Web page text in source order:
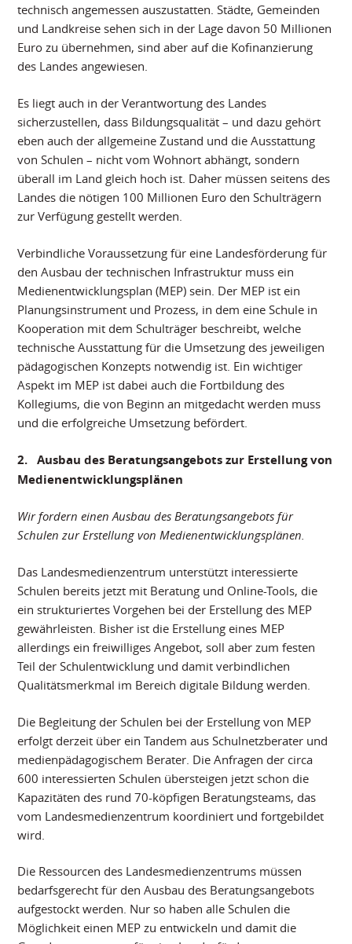
technisch angemessen auszustatten. Städte, Gemeinden
und Landkreise sehen sich in der Lage davon 50 Millionen
Euro zu übernehmen, sind aber auf die Kofinanzierung
des Landes angewiesen.
Es liegt auch in der Verantwortung des Landes
sicherzustellen, dass Bildungsqualität – und dazu gehört
eben auch der allgemeine Zustand und die Ausstattung
von Schulen – nicht vom Wohnort abhängt, sondern
überall im Land gleich hoch ist. Daher müssen seitens des
Landes die nötigen 100 Millionen Euro den Schulträgern
zur Verfügung gestellt werden.
Verbindliche Voraussetzung für eine Landesförderung für
den Ausbau der technischen Infrastruktur muss ein
Medienentwicklungsplan (MEP) sein. Der MEP ist ein
Planungsinstrument und Prozess, in dem eine Schule in
Kooperation mit dem Schulträger beschreibt, welche
technische Ausstattung für die Umsetzung des jeweiligen
pädagogischen Konzepts notwendig ist. Ein wichtiger
Aspekt im MEP ist dabei auch die Fortbildung des
Kollegiums, die von Beginn an mitgedacht werden muss
und die erfolgreiche Umsetzung befördert.
2.Ausbau des Beratungsangebots zur Erstellung von
Medienentwicklungsplänen
Wir fordern einen Ausbau des Beratungsangebots für
Schulen zur Erstellung von Medienentwicklungsplänen.
Das Landesmedienzentrum unterstützt interessierte
Schulen bereits jetzt mit Beratung und Online-Tools, die
ein strukturiertes Vorgehen bei der Erstellung des MEP
gewährleisten. Bisher ist die Erstellung eines MEP
allerdings ein freiwilliges Angebot, soll aber zum festen
Teil der Schulentwicklung und damit verbindlichen
Qualitätsmerkmal im Bereich digitale Bildung werden.
Die Begleitung der Schulen bei der Erstellung von MEP
erfolgt derzeit über ein Tandem aus Schulnetzberater und
medienpädagogischem Berater. Die Anfragen der circa
600 interessierten Schulen übersteigen jetzt schon die
Kapazitäten des rund 70-köpfigen Beratungsteams, das
vom Landesmedienzentrum koordiniert und fortgebildet
wird.
Die Ressourcen des Landesmedienzentrums müssen
bedarfsgerecht für den Ausbau des Beratungsangebots
aufgestockt werden. Nur so haben alle Schulen die
Möglichkeit einen MEP zu entwickeln und damit die